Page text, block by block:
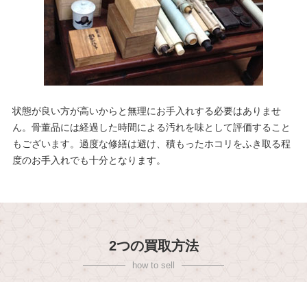
状態が良い方が高いからと無理にお手入れする必要はありませ
ん。骨董品には経過した時間による汚れを味として評価すること
もございます。過度な修繕は避け、積もったホコリをふき取る程
度のお手入れでも十分となります。
2つの買取方法